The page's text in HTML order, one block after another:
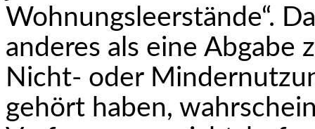
Wohnungsleerstände“.
anderes als eine Abgabe
Nicht- oder
gehört haben,